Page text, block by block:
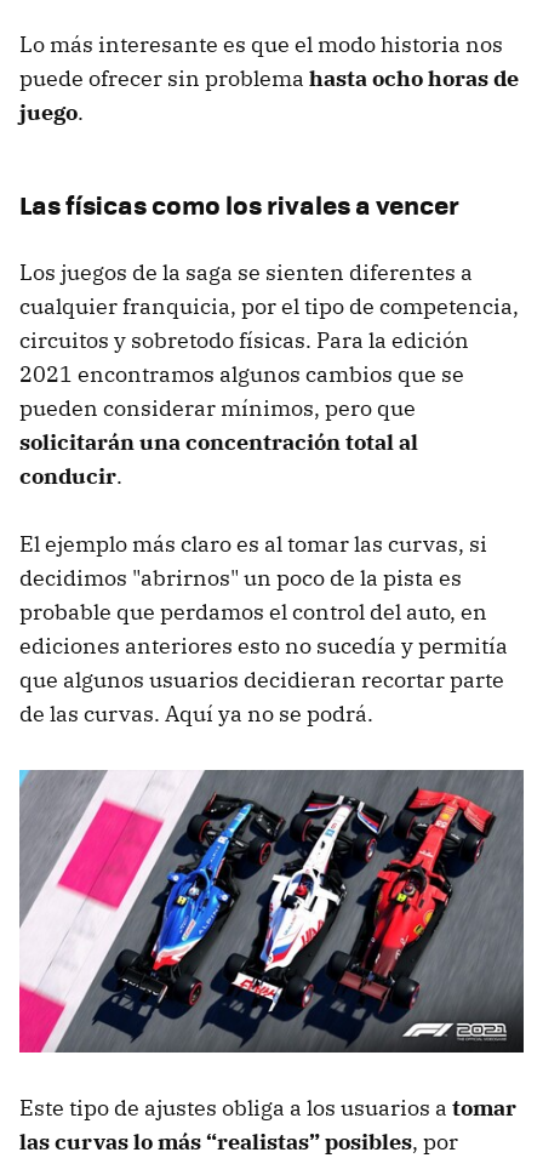
Lo más interesante es que el modo historia nos
puede ofrecer sin problema hasta ocho horas de
juego.
Las físicas como los rivales a vencer
Los juegos de la saga se sienten diferentes a
cualquier franquicia, por el tipo de competencia,
circuitos y sobretodo físicas. Para la edición
2021 encontramos algunos cambios que se
pueden considerar mínimos, pero que
solicitarán una concentración total al
conducir.
El ejemplo más claro es al tomar las curvas, si
decidimos "abrirnos" un poco de la pista es
probable que perdamos el control del auto, en
ediciones anteriores esto no sucedía y permitía
que algunos usuarios decidieran recortar parte
de las curvas. Aquí ya no se podrá.
Este tipo de ajustes obliga a los usuarios a tomar
las curvas lo más “realistas” posibles, por